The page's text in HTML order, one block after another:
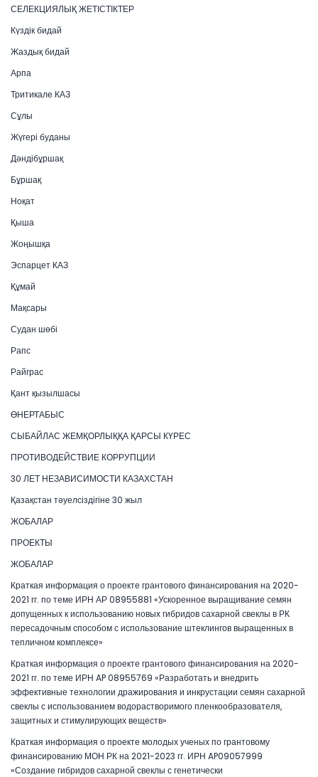
СЕЛЕКЦИЯЛЫҚ ЖЕТІСТІКТЕР
Күздік бидай
Жаздық бидай
Арпа
Тритикале КАЗ
Сұлы
Жүгері буданы
Дәндібұршақ
Бұршақ
Ноқат
Қыша
Жоңышқа
Эспарцет КАЗ
Құмай
Мақсары
Судан шөбі
Рапс
Райграс
Қант қызылшасы
ӨНЕРТАБЫС
СЫБАЙЛАС ЖЕМҚОРЛЫҚҚА ҚАРСЫ КҮРЕС
ПРОТИВОДЕЙСТВИЕ КОРРУПЦИИ
30 ЛЕТ НЕЗАВИСИМОСТИ КАЗАХСТАН
Қазақстан тәуелсіздігіне 30 жыл
ЖОБАЛАР
ПРОЕКТЫ
ЖОБАЛАР
Краткая информация о проекте грантового финансирования на 2020-
2021 гг. по теме ИРН АР 08955881 «Ускоренное выращивание семян
допущенных к использованию новых гибридов сахарной свеклы в РК
пересадочным способом с использование штеклингов выращенных в
тепличном комплексе»
Краткая информация о проекте грантового финансирования на 2020-
2021 гг. по теме ИРН AP 08955769 «Разработать и внедрить
эффективные технологии дражирования и инкрустации семян сахарной
свеклы с использованием водорастворимого пленкообразователя,
защитных и стимулирующих веществ»
Краткая информация о проекте молодых ученых по грантовому
финансированию МОН РК на 2021-2023 гг. ИРН AP09057999
«Создание гибридов сахарной свеклы с генетически